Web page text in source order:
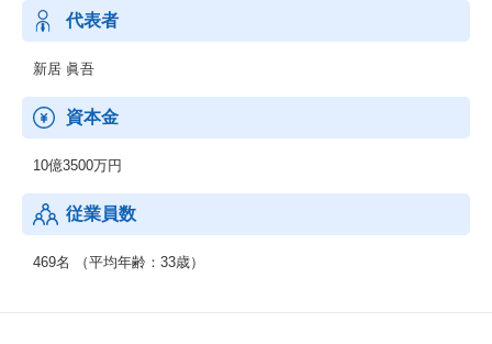
代表者
新居 眞吾
資本金
10億3500万円
従業員数
469名 （平均年齢：33歳）